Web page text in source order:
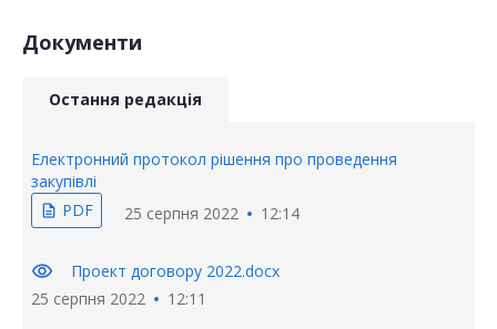
Документи
Остання редакція
Електронний протокол рішення про проведення
закупівлі
description PDF 25 серпня 2022 12:14
visibility
Проект договору 2022.docx
25 серпня 2022
12:11